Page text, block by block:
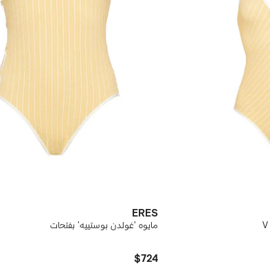
ERES
مايوه 'غولدن بوستييه' بفتحات
$724